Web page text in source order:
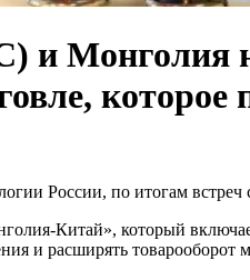
и Монголия
которое
России, по итогам
Китай», который
и расширять